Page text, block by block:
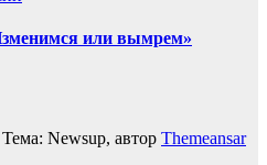
или вымрем»
Тема: Newsup, автор Themeansar